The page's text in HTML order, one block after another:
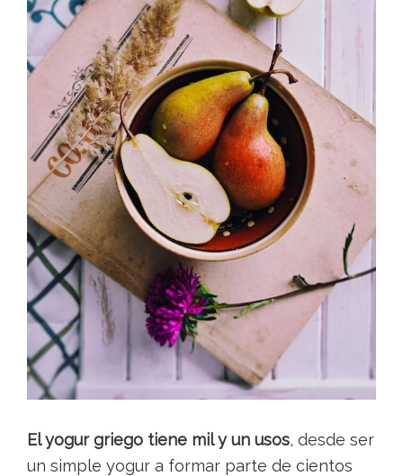
El yogur griego tiene mil y un usos, desde ser
un simple yogur a formar parte de cientos